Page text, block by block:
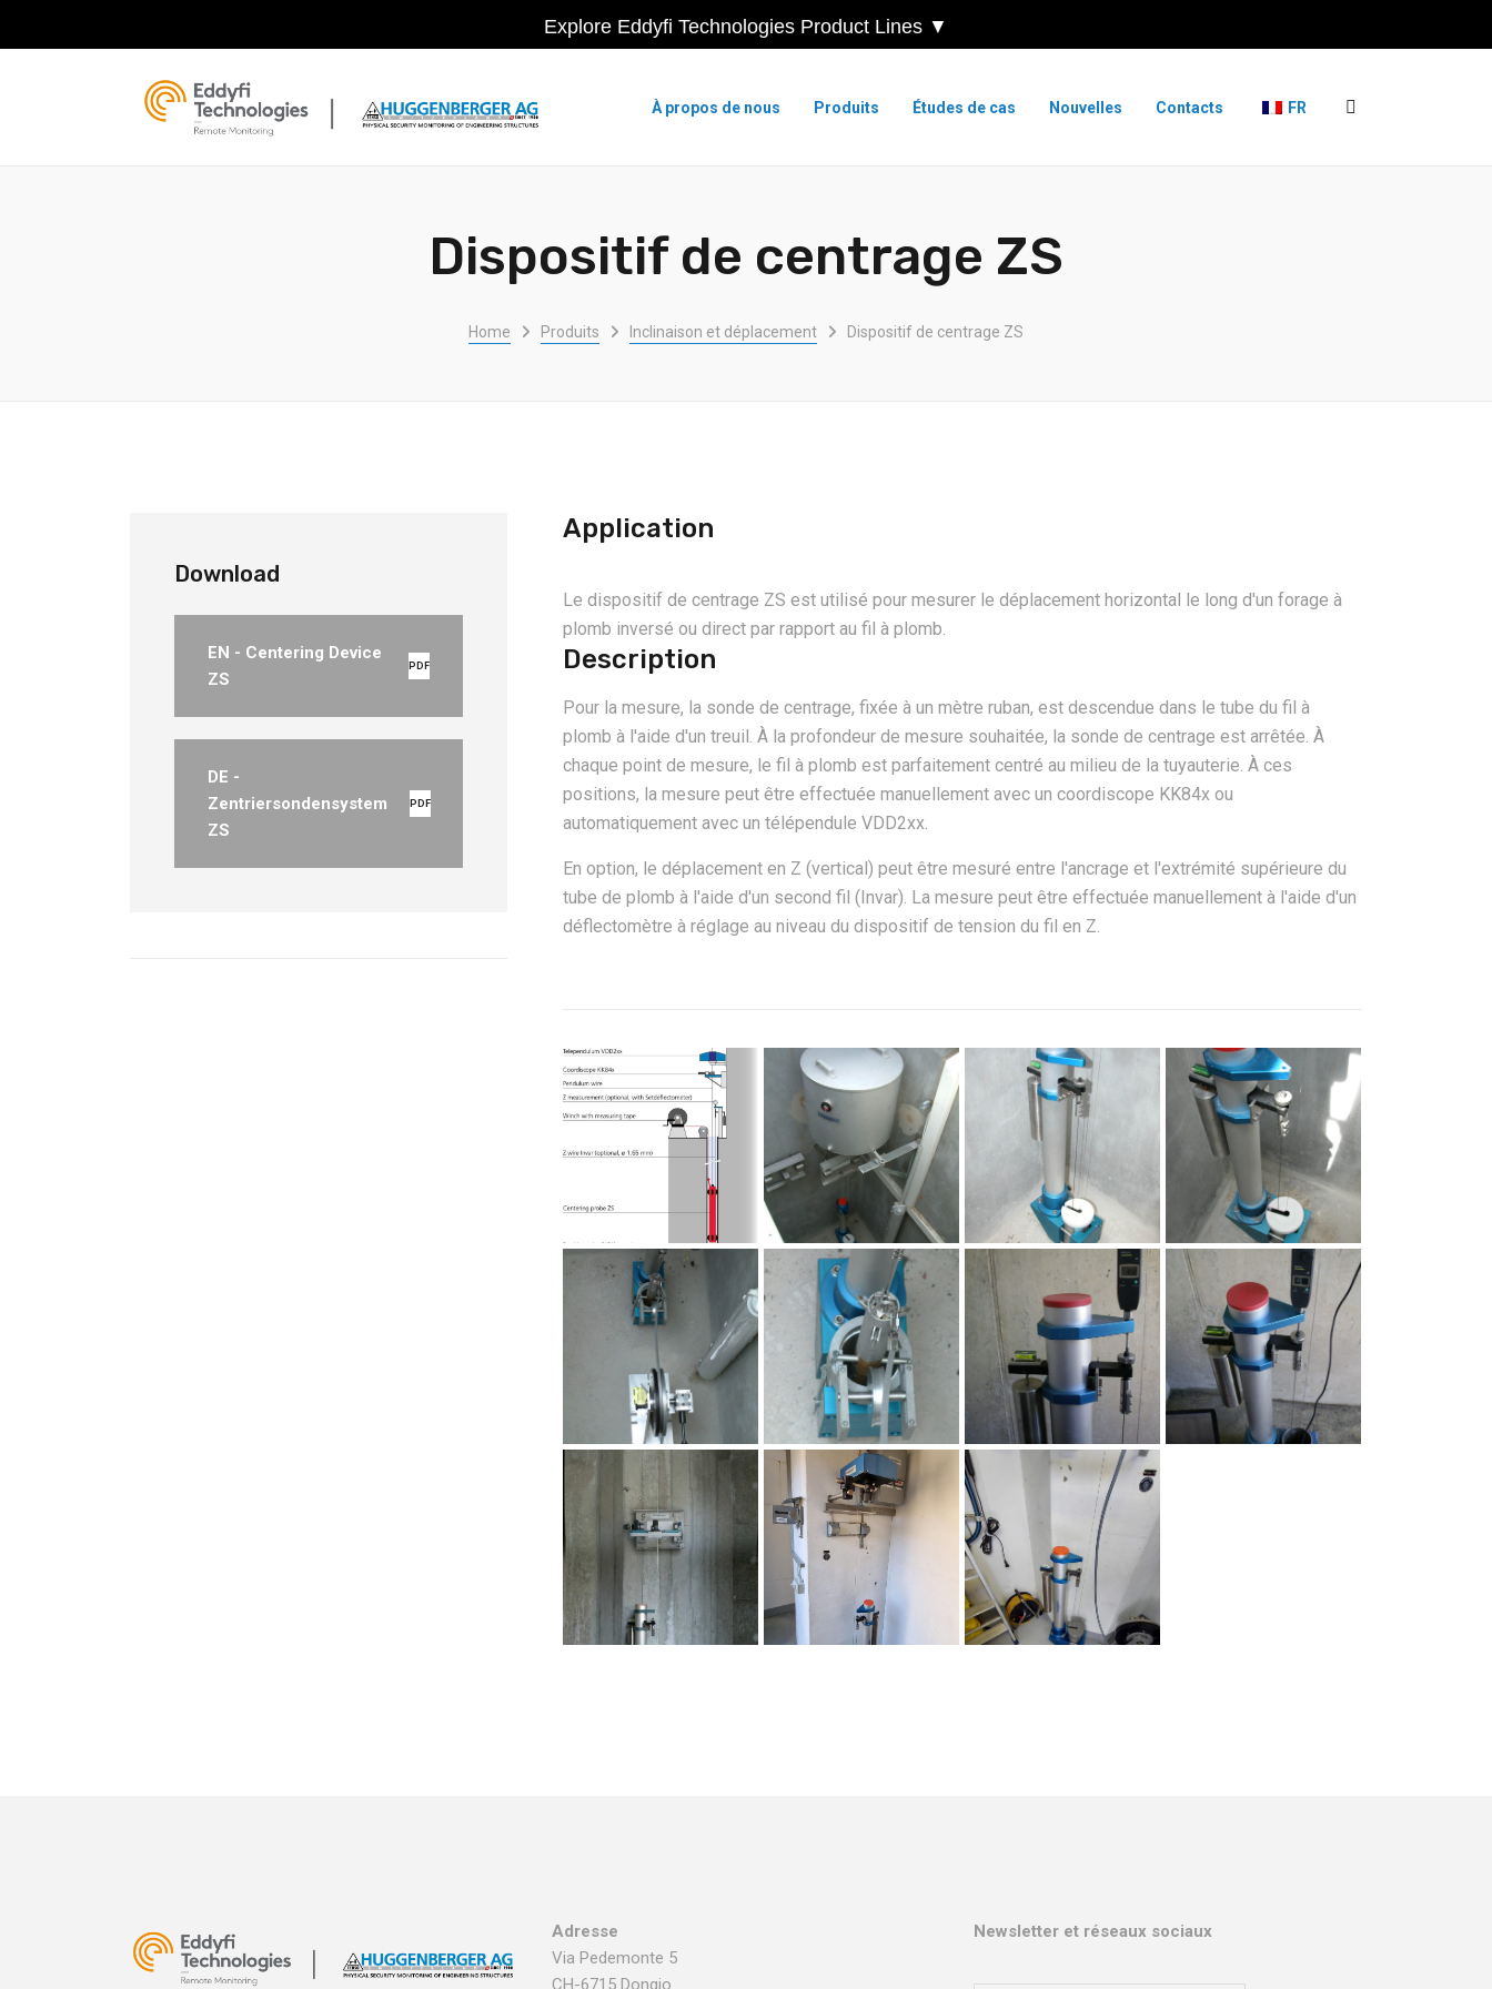
Explore Eddyfi Technologies Product Lines ▼
À propos de nous Produits Études de cas Nouvelles Contacts FR
Dispositif de centrage ZS
Home Produits Inclinaison et déplacement Dispositif de centrage ZS
Download
EN - Centering Device
ZS
PDF
DE -
Zentriersondensystem
ZS
PDF
Application
Le dispositif de centrage ZS est utilisé pour mesurer le déplacement horizontal le long d'un forage à
plomb inversé ou direct par rapport au fil à plomb.
Description
Pour la mesure, la sonde de centrage, fixée à un mètre ruban, est descendue dans le tube du fil à
plomb à l'aide d'un treuil. À la profondeur de mesure souhaitée, la sonde de centrage est arrêtée. À
chaque point de mesure, le fil à plomb est parfaitement centré au milieu de la tuyauterie. À ces
positions, la mesure peut être effectuée manuellement avec un coordiscope KK84x ou
automatiquement avec un télépendule VDD2xx.
En option, le déplacement en Z (vertical) peut être mesuré entre l'ancrage et l'extrémité supérieure du
tube de plomb à l'aide d'un second fil (Invar). La mesure peut être effectuée manuellement à l'aide d'un
déflectomètre à réglage au niveau du dispositif de tension du fil en Z.
Adresse
Via Pedemonte 5
CH-6715 Dongio
Newsletter et réseaux sociaux